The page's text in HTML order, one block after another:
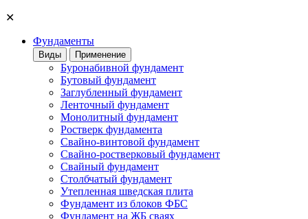
✕
Фундаменты
Виды Применение
Буронабивной фундамент
Бутовый фундамент
Заглубленный фундамент
Ленточный фундамент
Монолитный фундамент
Ростверк фундамента
Свайно-винтовой фундамент
Свайно-ростверковый фундамент
Свайный фундамент
Столбчатый фундамент
Утепленная шведская плита
Фундамент из блоков ФБС
Фундамент на ЖБ сваях